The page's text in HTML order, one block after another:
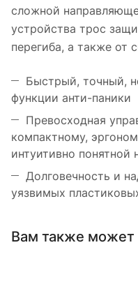
сложной
устройства трос
перегиба, а также от
Быстрый, точный,
функции анти-паники
Превосходная
компактному,
интуитивно
Долговечность и
уязвимых
Вам также может